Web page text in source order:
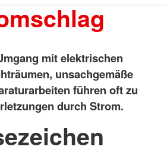
mit elektrischen
unsachgemäße
führen oft zu
durch Strom.